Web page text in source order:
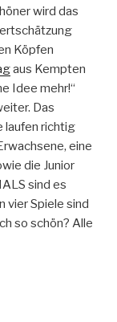
wird das
Köpfen
aus Kempten
Idee mehr!“
Das
laufen richtig
eine
die Junior
sind es
vier Spiele sind
so schön? Alle